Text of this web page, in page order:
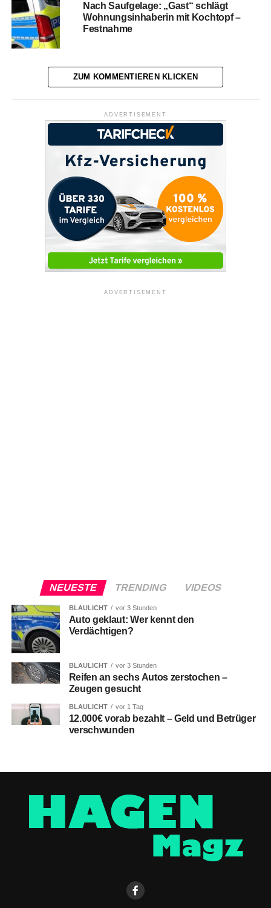
Nach Saufgelage: „Gast“ schlägt
Wohnungsinhaberin mit Kochtopf –
Festnahme
ZUM KOMMENTIEREN KLICKEN
ADVERTISEMENT
ADVERTISEMENT
NEUESTE TRENDING VIDEOS
BLAULICHT vor 3 Stunden
Auto geklaut: Wer kennt den
Verdächtigen?
BLAULICHT vor 3 Stunden
Reifen an sechs Autos zerstochen –
Zeugen gesucht
BLAULICHT vor 1 Tag
12.000€ vorab bezahlt – Geld und Betrüger
verschwunden